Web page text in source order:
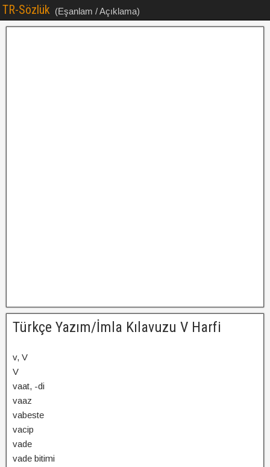
TR-Sözlük (Eşanlam / Açıklama)
Türkçe Yazım/İmla Kılavuzu V Harfi
v, V
V
vaat, -di
vaaz
vabeste
vacip
vade
vade bitimi